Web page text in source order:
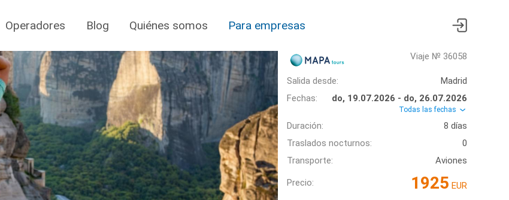
Operadores Blog Quiénes somos Para empresas
Viaje № 36058
Salida desde:
Madrid
Fechas:
do, 19.07.2026 - do, 26.07.2026
Todas las fechas
Duración:
8 días
Traslados nocturnos:
0
Transporte:
Aviones
Precio: 1925 EUR